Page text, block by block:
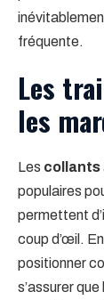
fréquente.
Les
les
Les collants
populaires
permettent
coup d’œil.
positionner
s’assurer